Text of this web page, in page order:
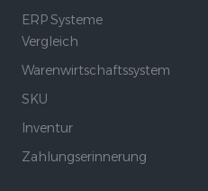
ERP Systeme
Vergleich
Warenwirtschaftssystem
SKU
Inventur
Zahlungserinnerung